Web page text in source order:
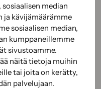
median
ja kävijämäärämme
sosiaalisen median,
kumppaneillemme
sivustoamme.
näitä tietoja muihin
tai joita on kerätty,
palvelujaan.
rahaa että
pensseliin, arvioi
pohjatyöt.
että uusi maali
kestää aikaa ja